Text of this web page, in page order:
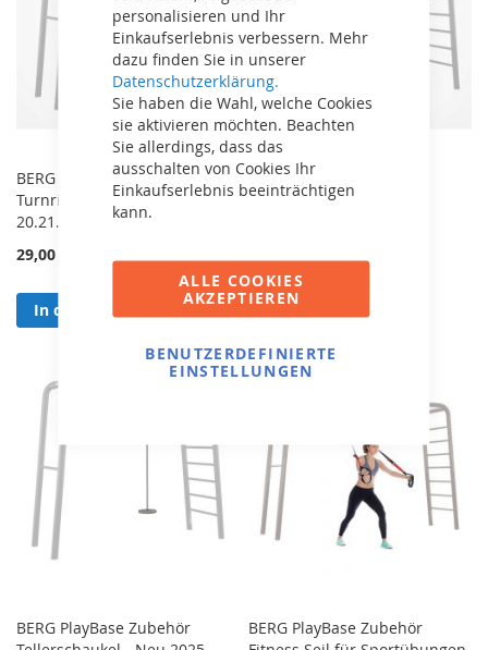
personalisieren und Ihr
Einkaufserlebnis verbessern. Mehr
dazu finden Sie in unserer
Datenschutzerklärung.
Sie haben die Wahl, welche Cookies
sie aktivieren möchten. Beachten
Sie allerdings, dass das
ausschalten von Cookies Ihr
Einkaufserlebnis beeinträchtigen
kann.
ALLE COOKIES
AKZEPTIEREN
BENUTZERDEFINIERTE
EINSTELLUNGEN
BERG PlayBase Zubehör
Turnringe - Neu 2025 -
20.21.06.00
29,00 €
In den Warenkorb
BERG PlayBase Zubehör
Trapez - Neu 2025 -
In den Warenkorb
BERG PlayBase Zubehör
BERG PlayBase Zubehör